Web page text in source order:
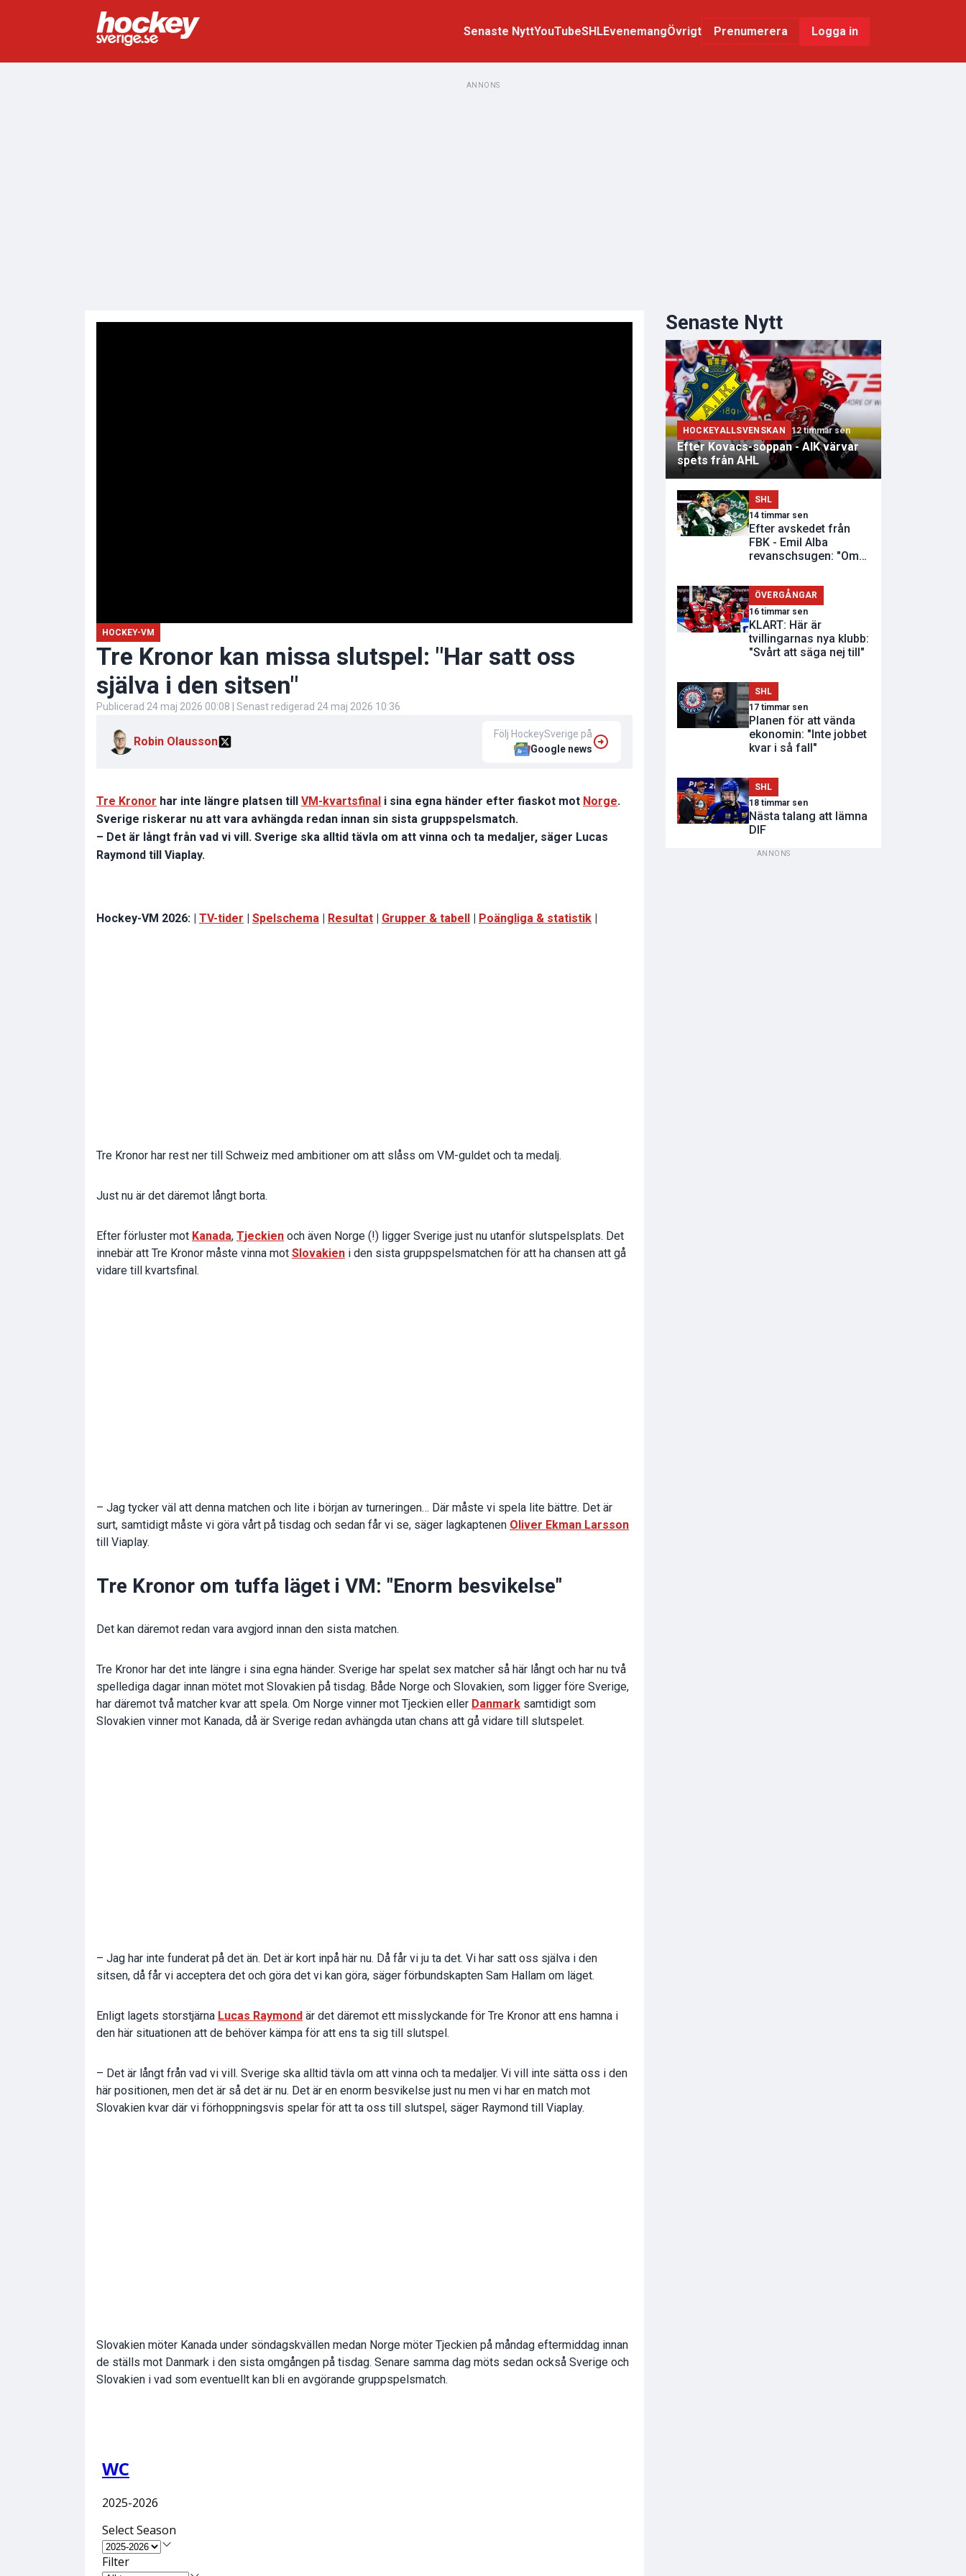
Senaste NyttYouTubeSHLEvenemangÖvrigt Prenumerera Logga in
ANNONS
HOCKEY-VM
Tre Kronor kan missa slutspel: "Har satt oss
själva i den sitsen"
Publicerad 24 maj 2026 00:08 | Senast redigerad 24 maj 2026 10:36
Robin Olausson
Följ HockeySverige på
Google news
Tre Kronor har inte längre platsen till VM-kvartsfinal i sina egna händer efter fiaskot mot Norge.
Sverige riskerar nu att vara avhängda redan innan sin sista gruppspelsmatch.
– Det är långt från vad vi vill. Sverige ska alltid tävla om att vinna och ta medaljer, säger Lucas
Raymond till Viaplay.
Hockey-VM 2026: | TV-tider Spelschema Resultat Grupper & tabell Poängliga & statistik
Tre Kronor har rest ner till Schweiz med ambitioner om att slåss om VM-guldet och ta medalj.
Just nu är det däremot långt borta.
Efter förluster mot Kanada, Tjeckien och även Norge (!) ligger Sverige just nu utanför slutspelsplats. Det
innebär att Tre Kronor måste vinna mot Slovakien i den sista gruppspelsmatchen för att ha chansen att gå
vidare till kvartsfinal.
– Jag tycker väl att denna matchen och lite i början av turneringen… Där måste vi spela lite bättre. Det är
surt, samtidigt måste vi göra vårt på tisdag och sedan får vi se, säger lagkaptenen Oliver Ekman Larsson
till Viaplay.
Tre Kronor om tuffa läget i VM: "Enorm besvikelse"
Det kan däremot redan vara avgjord innan den sista matchen.
Tre Kronor har det inte längre i sina egna händer. Sverige har spelat sex matcher så här långt och har nu två
spellediga dagar innan mötet mot Slovakien på tisdag. Både Norge och Slovakien, som ligger före Sverige,
har däremot två matcher kvar att spela. Om Norge vinner mot Tjeckien eller Danmark samtidigt som
Slovakien vinner mot Kanada, då är Sverige redan avhängda utan chans att gå vidare till slutspelet.
– Jag har inte funderat på det än. Det är kort inpå här nu. Då får vi ju ta det. Vi har satt oss själva i den
sitsen, då får vi acceptera det och göra det vi kan göra, säger förbundskapten Sam Hallam om läget.
Enligt lagets storstjärna Lucas Raymond är det däremot ett misslyckande för Tre Kronor att ens hamna i
den här situationen att de behöver kämpa för att ens ta sig till slutspel.
– Det är långt från vad vi vill. Sverige ska alltid tävla om att vinna och ta medaljer. Vi vill inte sätta oss i den
här positionen, men det är så det är nu. Det är en enorm besvikelse just nu men vi har en match mot
Slovakien kvar där vi förhoppningsvis spelar för att ta oss till slutspel, säger Raymond till Viaplay.
Slovakien möter Kanada under söndagskvällen medan Norge möter Tjeckien på måndag eftermiddag innan
de ställs mot Danmark i den sista omgången på tisdag. Senare samma dag möts sedan också Sverige och
Slovakien i vad som eventuellt kan bli en avgörande gruppspelsmatch.
Senaste Nytt
HOCKEYALLSVENSKAN 12 timmar sen
Efter Kovacs-soppan - AIK värvar
spets från AHL
SHL
14 timmar sen
Efter avskedet från
FBK - Emil Alba
revanschsugen: "Om
ÖVERGÅNGAR
16 timmar sen
KLART: Här är
tvillingarnas nya klubb:
"Svårt att säga nej till"
SHL
17 timmar sen
Planen för att vända
ekonomin: "Inte jobbet
kvar i så fall"
SHL
18 timmar sen
Nästa talang att lämna
DIF
ANNONS